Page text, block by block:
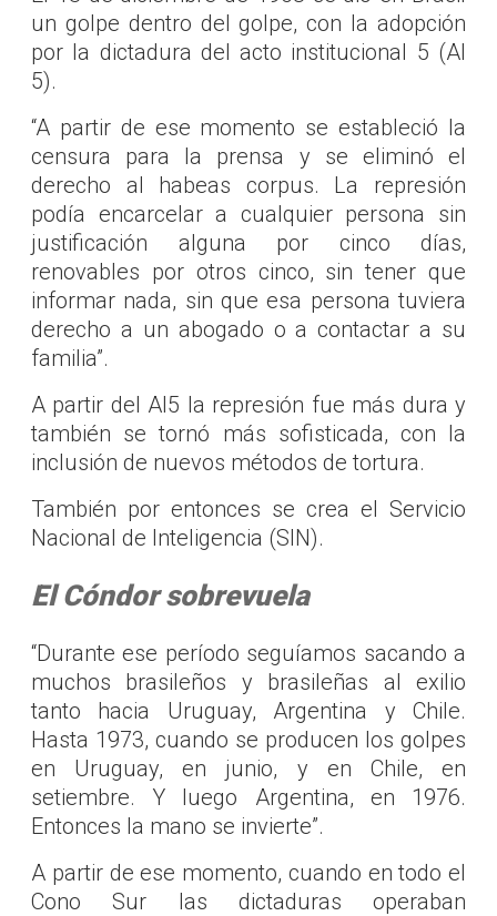
un golpe dentro del golpe, con la adopción
por la dictadura del acto institucional 5 (AI
5).
“A partir de ese momento se estableció la
censura para la prensa y se eliminó el
derecho al habeas corpus. La represión
podía encarcelar a cualquier persona sin
justificación alguna por cinco días,
renovables por otros cinco, sin tener que
informar nada, sin que esa persona tuviera
derecho a un abogado o a contactar a su
familia”.
A partir del AI5 la represión fue más dura y
también se tornó más sofisticada, con la
inclusión de nuevos métodos de tortura.
También por entonces se crea el Servicio
Nacional de Inteligencia (SIN).
El Cóndor sobrevuela
“Durante ese período seguíamos sacando a
muchos brasileños y brasileñas al exilio
tanto hacia Uruguay, Argentina y Chile.
Hasta 1973, cuando se producen los golpes
en Uruguay, en junio, y en Chile, en
setiembre. Y luego Argentina, en 1976.
Entonces la mano se invierte”.
A partir de ese momento, cuando en todo el
Cono Sur las dictaduras operaban